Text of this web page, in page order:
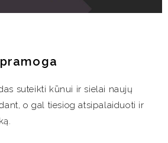
suteikti kūnui ir sielai naujų
o gal tiesiog atsipalaiduoti ir